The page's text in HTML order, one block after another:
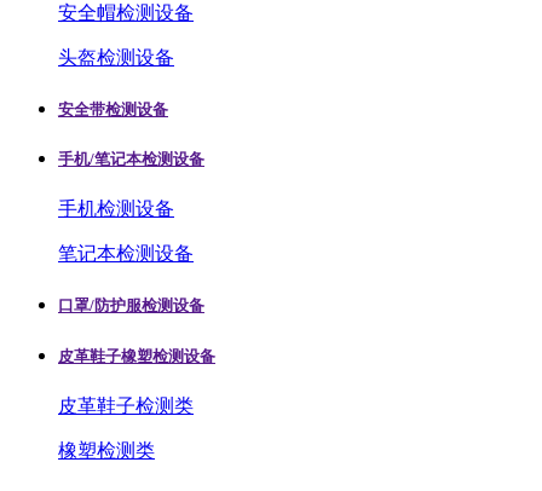
安全帽检测设备
头盔检测设备
安全带检测设备
手机/笔记本检测设备
手机检测设备
笔记本检测设备
口罩/防护服检测设备
皮革鞋子橡塑检测设备
皮革鞋子检测类
橡塑检测类